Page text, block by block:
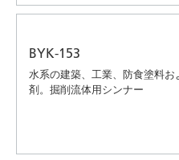
BYK-153
水系の建築、工業、防食塗料
剤。掘削流体用シンナー